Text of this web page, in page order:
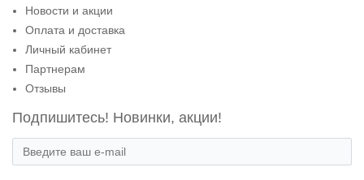
Новости и акции
Оплата и доставка
Личный кабинет
Партнерам
Отзывы
Подпишитесь! Новинки, акции!